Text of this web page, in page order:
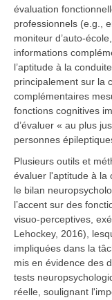
évaluation
professionnels (e.g.,
moniteur d’auto-
informations
l’aptitude à la
principalement sur la
complémentaires
fonctions cognitives
d’évaluer « au plus
personnes
Plusieurs outils et
évaluer l'aptitude à la
le bilan
l’accent sur des
visuo-perceptives,
Lehockey, 2016),
impliquées dans la
mis en évidence des
tests
réelle, soulignant